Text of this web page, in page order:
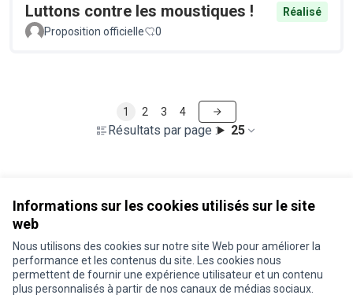
Informations sur les cookies utilisés sur le site
web
Nous utilisons des cookies sur notre site Web pour améliorer la
performance et les contenus du site. Les cookies nous
permettent de fournir une expérience utilisateur et un contenu
plus personnalisés à partir de nos canaux de médias sociaux.
Luttons contre les moustiques !
Réalisé
Proposition officielle
0
Résultats par page : 25
1 2 3 4
Conditions d'utilisation
Paramètres des cookies
Je participe ! sur X
Je participe ! sur Facebook
Je participe ! sur Instagram